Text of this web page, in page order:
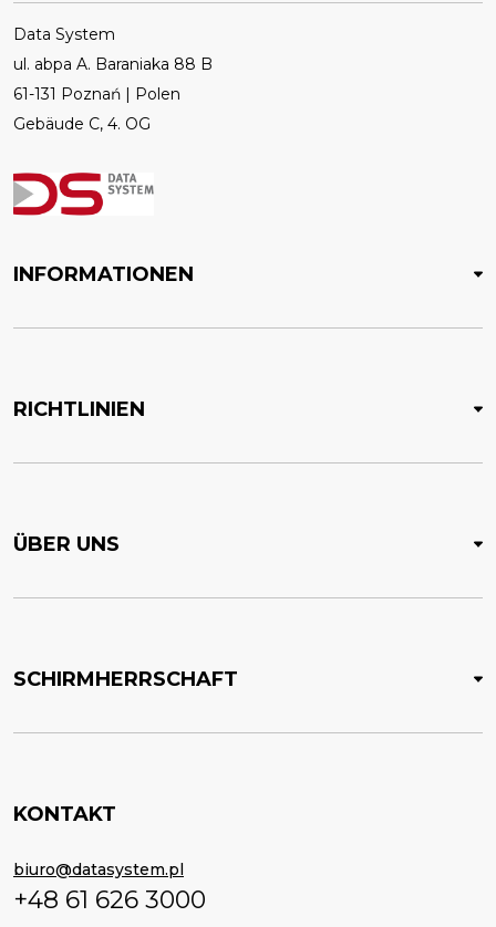
Data System
ul. abpa A. Baraniaka 88 B
61-131 Poznań | Polen
Gebäude C, 4. OG
INFORMATIONEN
RICHTLINIEN
ÜBER UNS
SCHIRMHERRSCHAFT
KONTAKT
biuro@datasystem.pl
+48 61 626 3000